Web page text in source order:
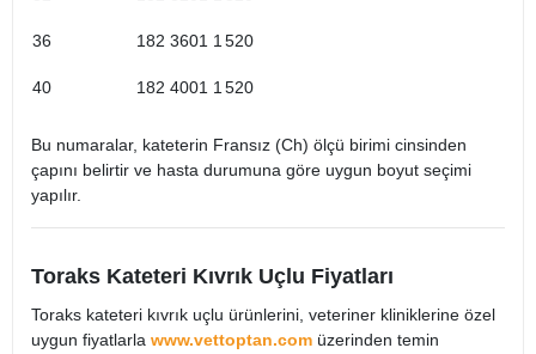
36 182 3601 1520
40 182 4001 1520
Bu numaralar, kateterin Fransız (Ch) ölçü birimi cinsinden
çapını belirtir ve hasta durumuna göre uygun boyut seçimi
yapılır. ​
Toraks Kateteri Kıvrık Uçlu Fiyatları
Toraks kateteri kıvrık uçlu ürünlerini, veteriner kliniklerine özel
uygun fiyatlarla www.vettoptan.com üzerinden temin